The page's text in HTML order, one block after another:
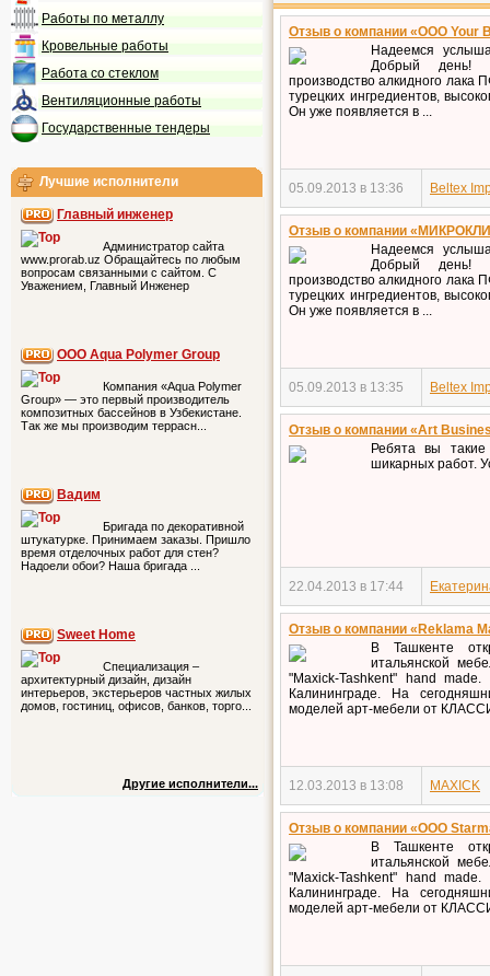
Работы по металлу
Кровельные работы
Работа со стеклом
Вентиляционные работы
Государственные тендеры
Лучшие исполнители
Главный инженер
Администратор сайта
www.prorab.uz Обращайтесь по любым
вопросам связанными с сайтом. С
Уважением, Главный Инженер
ООО Aqua Polymer Group
Компания «Aqua Polymer
Group» — это первый производитель
композитных бассейнов в Узбекистане.
Так же мы производим террасн...
Вадим
Бригада по декоративной
штукатурке. Принимаем заказы. Пришло
время отделочных работ для стен?
Надоели обои? Наша бригада ...
Sweet Home
Специализация –
архитектурный дизайн, дизайн
интерьеров, экстерьеров частных жилых
домов, гостиниц, офисов, банков, торго...
Другие исполнители...
Отзыв о компании «ООО Your
Надеемся
Добрый день!
производство алкидного лака
турецких ингредиентов,
Он уже появляется в ...
05.09.2013 в 13:36 Beltex
Отзыв о компании
Надеемся
Добрый день!
производство алкидного лака
турецких ингредиентов,
Он уже появляется в ...
05.09.2013 в 13:35 Beltex
Отзыв о компании «Art
Ребята вы
шикарных работ.
22.04.2013 в 17:44
Отзыв о компании «Reklama
В Ташкенте
итальянской
"Maxick-Tashkent" hand
Калининграде. На
моделей арт-мебели от
12.03.2013 в 13:08 MAXICK
Отзыв о компании «ООО
В Ташкенте
итальянской
"Maxick-Tashkent" hand
Калининграде. На
моделей арт-мебели от